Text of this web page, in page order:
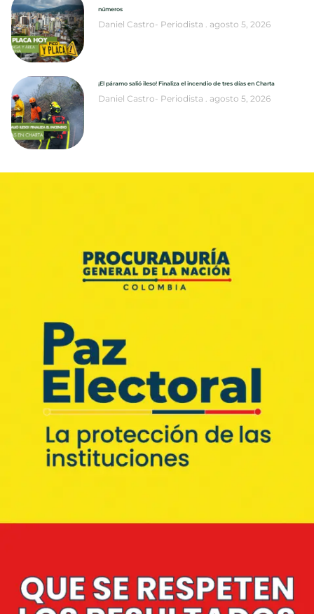
números
Daniel Castro- Periodista agosto 5, 2026
¡El páramo salió ileso! Finaliza el incendio de tres días en Charta
Daniel Castro- Periodista agosto 5, 2026